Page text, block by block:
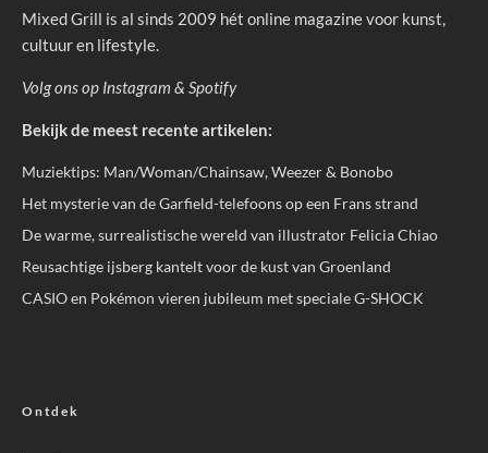
Mixed Grill is al sinds 2009 hét online magazine voor kunst,
cultuur en lifestyle.
Volg ons op Instagram & Spotify
Bekijk de meest recente artikelen:
Muziektips: Man/Woman/Chainsaw, Weezer & Bonobo
Het mysterie van de Garfield-telefoons op een Frans strand
De warme, surrealistische wereld van illustrator Felicia Chiao
Reusachtige ijsberg kantelt voor de kust van Groenland
CASIO en Pokémon vieren jubileum met speciale G-SHOCK
Ontdek